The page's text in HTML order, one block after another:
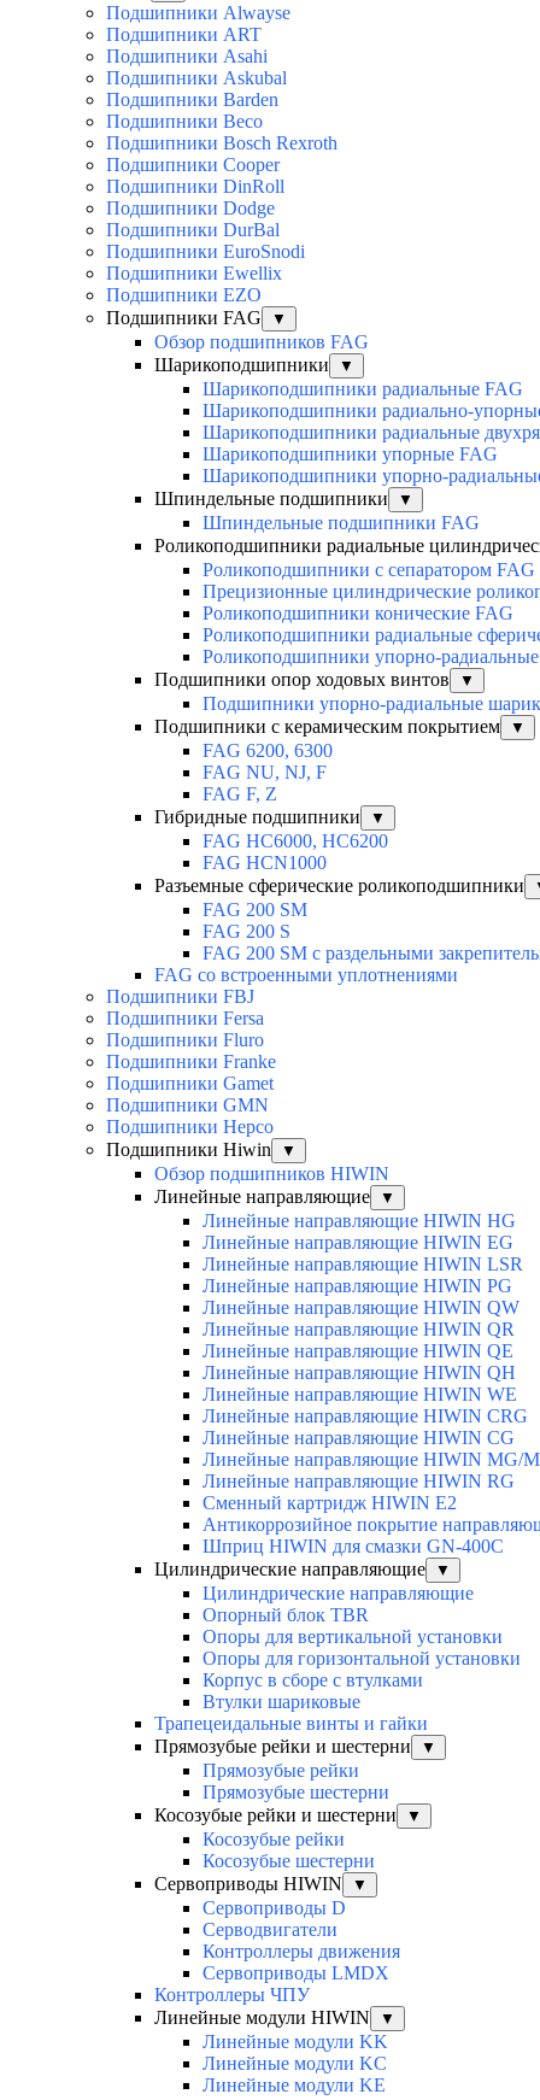
Подшипники Alwayse
Подшипники ART
Подшипники Asahi
Подшипники Askubal
Подшипники Barden
Подшипники Beco
Подшипники Bosch Rexroth
Подшипники Cooper
Подшипники DinRoll
Подшипники Dodge
Подшипники DurBal
Подшипники EuroSnodi
Подшипники Ewellix
Подшипники EZO
Подшипники FAG
▼
Обзор подшипников FAG
Шарикоподшипники
▼
Шарикоподшипники радиальные FAG
Шарикоподшипники радиально-
Шарикоподшипники радиальные
Шарикоподшипники упорные FAG
Шарикоподшипники упорно-
Шпиндельные подшипники
▼
Шпиндельные подшипники FAG
Роликоподшипники радиальные
Роликоподшипники с сепаратором FAG
Прецизионные цилиндрические
Роликоподшипники конические FAG
Роликоподшипники радиальные
Роликоподшипники упорно-
Подшипники опор ходовых винтов
▼
Подшипники упорно-радиальные
Подшипники с керамическим покрытием
▼
FAG 6200, 6300
FAG NU, NJ, F
FAG F, Z
Гибридные подшипники
▼
FAG HC6000, HC6200
FAG HCN1000
Разъемные сферические роликоподшипники
FAG 200 SM
FAG 200 S
FAG 200 SM с раздельными
FAG со встроенными уплотнениями
Подшипники FBJ
Подшипники Fersa
Подшипники Fluro
Подшипники Franke
Подшипники Gamet
Подшипники GMN
Подшипники Hepco
Подшипники Hiwin
▼
Обзор подшипников HIWIN
Линейные направляющие
▼
Линейные направляющие HIWIN HG
Линейные направляющие HIWIN EG
Линейные направляющие HIWIN LSR
Линейные направляющие HIWIN PG
Линейные направляющие HIWIN QW
Линейные направляющие HIWIN QR
Линейные направляющие HIWIN QE
Линейные направляющие HIWIN QH
Линейные направляющие HIWIN WE
Линейные направляющие HIWIN CRG
Линейные направляющие HIWIN CG
Линейные направляющие HIWIN MG/
Линейные направляющие HIWIN RG
Сменный картридж HIWIN E2
Антикоррозийное покрытие
Шприц HIWIN для смазки GN-400C
Цилиндрические направляющие
▼
Цилиндрические направляющие
Опорный блок TBR
Опоры для вертикальной установки
Опоры для горизонтальной установки
Корпус в сборе с втулками
Втулки шариковые
Трапецеидальные винты и гайки
Прямозубые рейки и шестерни
▼
Прямозубые рейки
Прямозубые шестерни
Косозубые рейки и шестерни
▼
Косозубые рейки
Косозубые шестерни
Сервоприводы HIWIN
▼
Сервоприводы D
Серводвигатели
Контроллеры движения
Сервоприводы LMDX
Контроллеры ЧПУ
Линейные модули HIWIN
▼
Линейные модули KK
Линейные модули KC
Линейные модули KE